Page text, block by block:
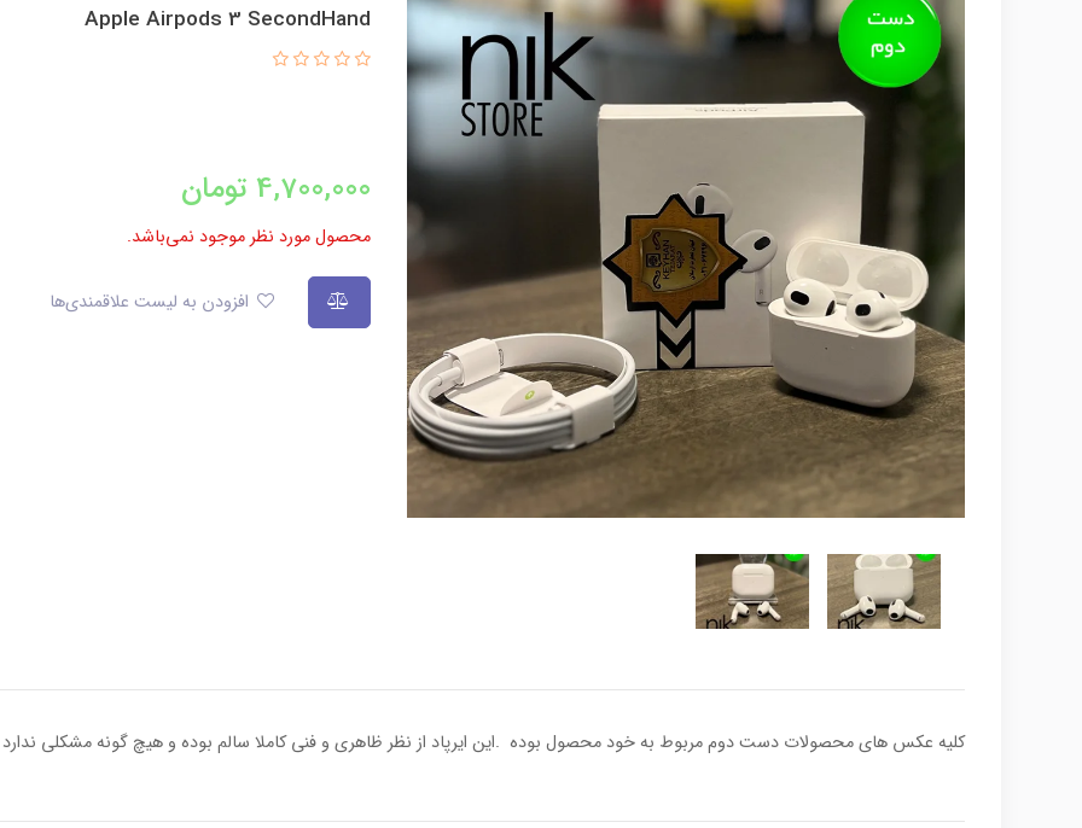
Apple Airpods 3 SecondHand
4,700,000 تومان
محصول مورد نظر موجود نمی‌باشد.
کلیه عکس های محصولات دست دوم مربوط به خود محصول بوده .این ایرپاد از نظر ظاهری و فنی کاملا سالم بوده و هیچ گونه مشکلی